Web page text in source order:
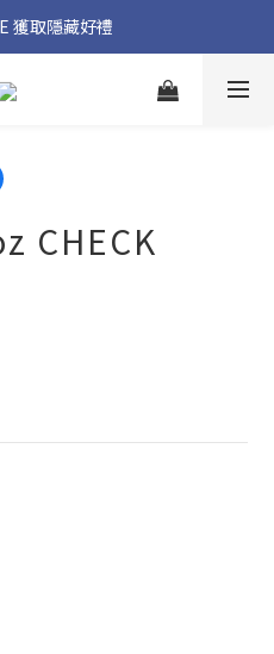
獲取隱藏好禮
獲取隱藏好禮
優惠實施中
CHECK